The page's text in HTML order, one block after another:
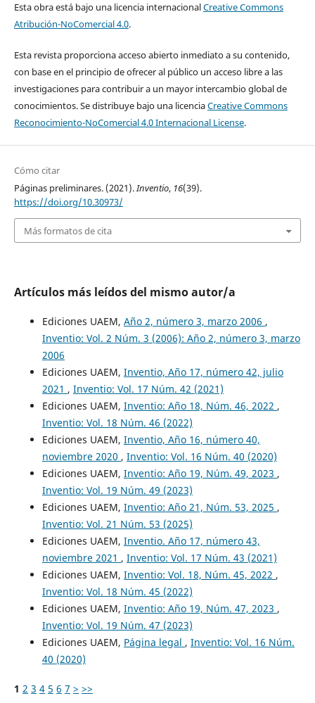
Esta obra está bajo una licencia internacionalCreative Commons
Atribución-NoComercial 4.0.
Esta revista proporciona acceso abierto inmediato a su contenido,
con base en el principio de ofrecer al público un acceso libre a las
investigaciones para contribuir a un mayor intercambio global de
conocimientos. Se distribuye bajo una licenciaCreative Commons
Reconocimiento-NoComercial 4.0 Internacional License.
Cómo citar
Páginas preliminares. (2021).Inventio, 16(39).
https://doi.org/10.30973/
Más formatos de cita
Artículos más leídos del mismo autor/a
Ediciones UAEM, Año 2, número 3, marzo 2006 ,
Inventio: Vol. 2 Núm. 3 (2006): Año 2, número 3, marzo
2006
Ediciones UAEM, Inventio, Año 17, número 42, julio
2021 , Inventio: Vol. 17 Núm. 42 (2021)
Ediciones UAEM, Inventio: Año 18, Núm. 46, 2022 ,
Inventio: Vol. 18 Núm. 46 (2022)
Ediciones UAEM, Inventio, Año 16, número 40,
noviembre 2020 , Inventio: Vol. 16 Núm. 40 (2020)
Ediciones UAEM, Inventio: Año 19, Núm. 49, 2023 ,
Inventio: Vol. 19 Núm. 49 (2023)
Ediciones UAEM, Inventio: Año 21, Núm. 53, 2025 ,
Inventio: Vol. 21 Núm. 53 (2025)
Ediciones UAEM, Inventio. Año 17, número 43,
noviembre 2021 , Inventio: Vol. 17 Núm. 43 (2021)
Ediciones UAEM, Inventio: Vol. 18, Núm. 45, 2022 ,
Inventio: Vol. 18 Núm. 45 (2022)
Ediciones UAEM, Inventio: Año 19, Núm. 47, 2023 ,
Inventio: Vol. 19 Núm. 47 (2023)
Ediciones UAEM, Página legal , Inventio: Vol. 16 Núm.
40 (2020)
1 2 3 4 5 6 7 > >>